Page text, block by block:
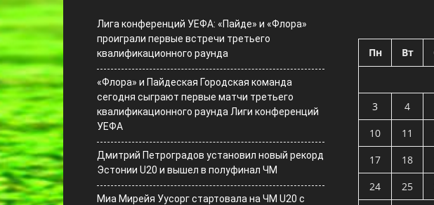
Лига конференций УЕФА: «Пайде» и «Флора»
проиграли первые встречи третьего
квалификационного раунда
«Флора» и Пайдеская Городская команда
сегодня сыграют первые матчи третьего
квалификационного раунда Лиги конференций
УЕФА
Дмитрий Петроградов установил новый рекорд
Эстонии U20 и вышел в полуфинал ЧМ
Миа Мирейя Уусорг стартовала на ЧМ U20 c
Пн Вт
3
4
10
11
17
18
24
25